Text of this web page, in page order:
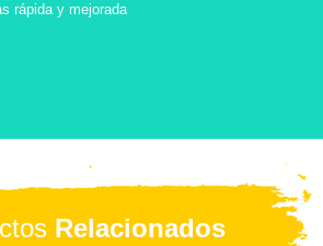
rápida y mejorada
Relacionados